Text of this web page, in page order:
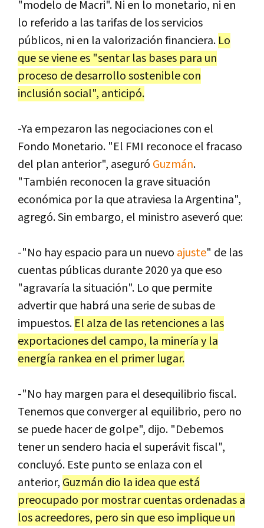
"modelo de Macri". Ni en lo monetario, ni en
lo referido a las tarifas de los servicios
públicos, ni en la valorización financiera. Lo
que se viene es "sentar las bases para un
proceso de desarrollo sostenible con
inclusión social", anticipó.
-Ya empezaron las negociaciones con el
Fondo Monetario. "El FMI reconoce el fracaso
del plan anterior", aseguró Guzmán.
"También reconocen la grave situación
económica por la que atraviesa la Argentina",
agregó. Sin embargo, el ministro aseveró que:
-"No hay espacio para un nuevo ajuste" de las
cuentas públicas durante 2020 ya que eso
"agravaría la situación". Lo que permite
advertir que habrá una serie de subas de
impuestos. El alza de las retenciones a las
exportaciones del campo, la minería y la
energía rankea en el primer lugar.
-"No hay margen para el desequilibrio fiscal.
Tenemos que converger al equilibrio, pero no
se puede hacer de golpe", dijo. "Debemos
tener un sendero hacia el superávit fiscal",
concluyó. Este punto se enlaza con el
anterior, Guzmán dio la idea que está
preocupado por mostrar cuentas ordenadas a
los acreedores, pero sin que eso implique un